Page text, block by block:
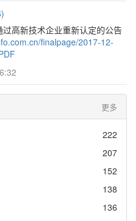
高新技术企业重新认定的公告
finalpage/2017-12-
更多
222
207
152
138
136